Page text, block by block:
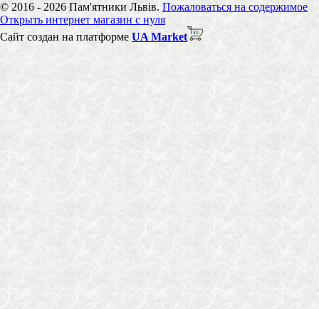
© 2016 - 2026 Пам'ятники Львів. Пожаловаться на содержимое
Открыть интернет магазин с нуля
Сайт создан на платформе UA Market